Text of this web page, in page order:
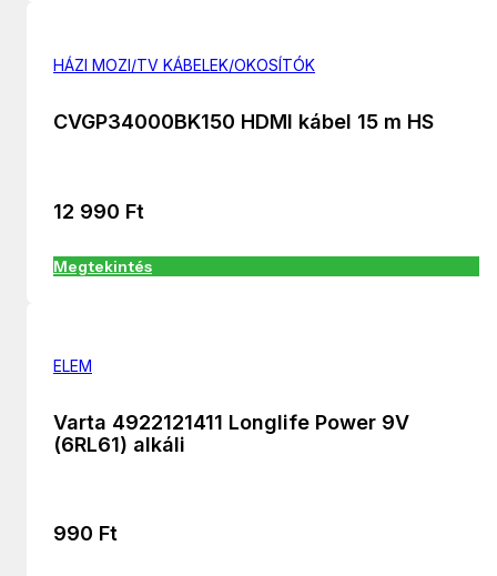
HÁZI MOZI/TV KÁBELEK/OKOSÍTÓK
CVGP34000BK150 HDMI kábel 15 m HS
12 990 Ft
Megtekintés
ELEM
Varta 4922121411 Longlife Power 9V
(6RL61) alkáli
990 Ft